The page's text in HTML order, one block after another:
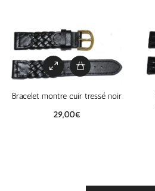
Bracelet montre cuir tressé noir
29,00€